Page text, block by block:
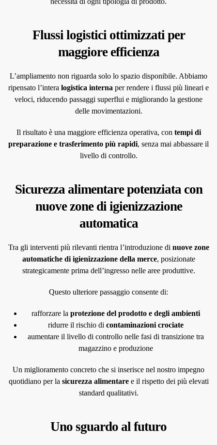
Flussi logistici ottimizzati per
maggiore efficienza
L’ampliamento non riguarda solo lo spazio disponibile. Abbiamo
ripensato l’intera logistica interna per rendere i flussi più lineari e
veloci, riducendo passaggi superflui e migliorando la gestione
delle movimentazioni.
Il risultato è una maggiore efficienza operativa, con tempi di
preparazione e trasferimento più rapidi, senza mai abbassare il
livello di controllo.
Sicurezza alimentare potenziata con
nuove zone di igienizzazione
automatica
Tra gli interventi più rilevanti rientra l’introduzione di nuove zone
automatiche di igienizzazione della merce, posizionate
strategicamente prima dell’ingresso nelle aree produttive.
Questo ulteriore passaggio consente di:
rafforzare la protezione del prodotto e degli ambienti
ridurre il rischio di contaminazioni crociate
aumentare il livello di controllo nelle fasi di transizione tra
magazzino e produzione
Un miglioramento concreto che si inserisce nel nostro impegno
quotidiano per la sicurezza alimentaree il rispetto dei più elevati
standard qualitativi.
Uno sguardo al futuro